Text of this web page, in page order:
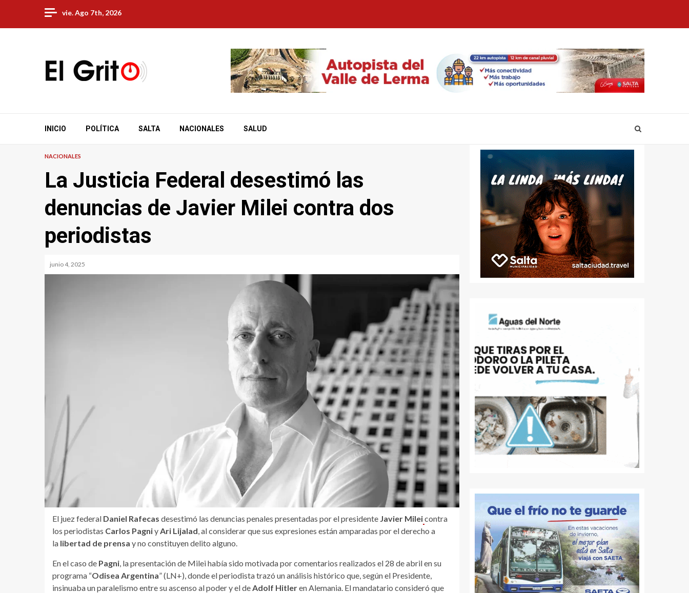
content
vie. Ago 7th, 2026
INICIO POLÍTICA SALTA NACIONALES SALUD
NACIONALES
La Justicia Federal desestimó las
denuncias de Javier Milei contra dos
periodistas
junio 4, 2025
El juez federal Daniel Rafecas desestimó las denuncias penales presentadas por el presidente Javier Mileicontra
los periodistas Carlos PagniyAri Lijalad, al considerar que sus expresiones están amparadas por el derecho a
la libertad de prensa y no constituyen delito alguno.
En el caso de Pagni, la presentación de Milei había sido motivada por comentarios realizados el 28 de abril en su
programa “Odisea Argentina” (LN+), donde el periodista trazó un análisis histórico que, según el Presidente,
insinuaba un paralelismo entre su ascenso al poder y el deAdolf Hitleren Alemania. El mandatario consideró que